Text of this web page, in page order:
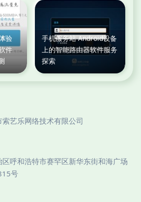
验
件
手机服务站 Android设备
上的智能路由器软件服务
探索
艺乐网络技术有限公司
区呼和浩特市赛罕区新华东街和海广场
号